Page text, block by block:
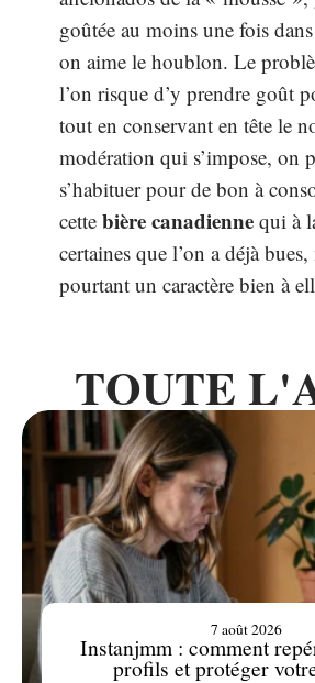
goûtée au moins une fois
on aime le houblon. Le
l’on risque d’y prendre goût
tout en conservant en tête le
modération qui s’impose, on
s’habituer pour de bon à
cette bière canadienne qui à
certaines que l’on a déjà
pourtant un caractère bien à
TOUTE
Instanjmm : comment
profils et protéger
7 août 2026